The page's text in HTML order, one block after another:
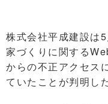
株式会社平成建設は
家づくりに関する
からの不正アクセス
ていたことが判明し